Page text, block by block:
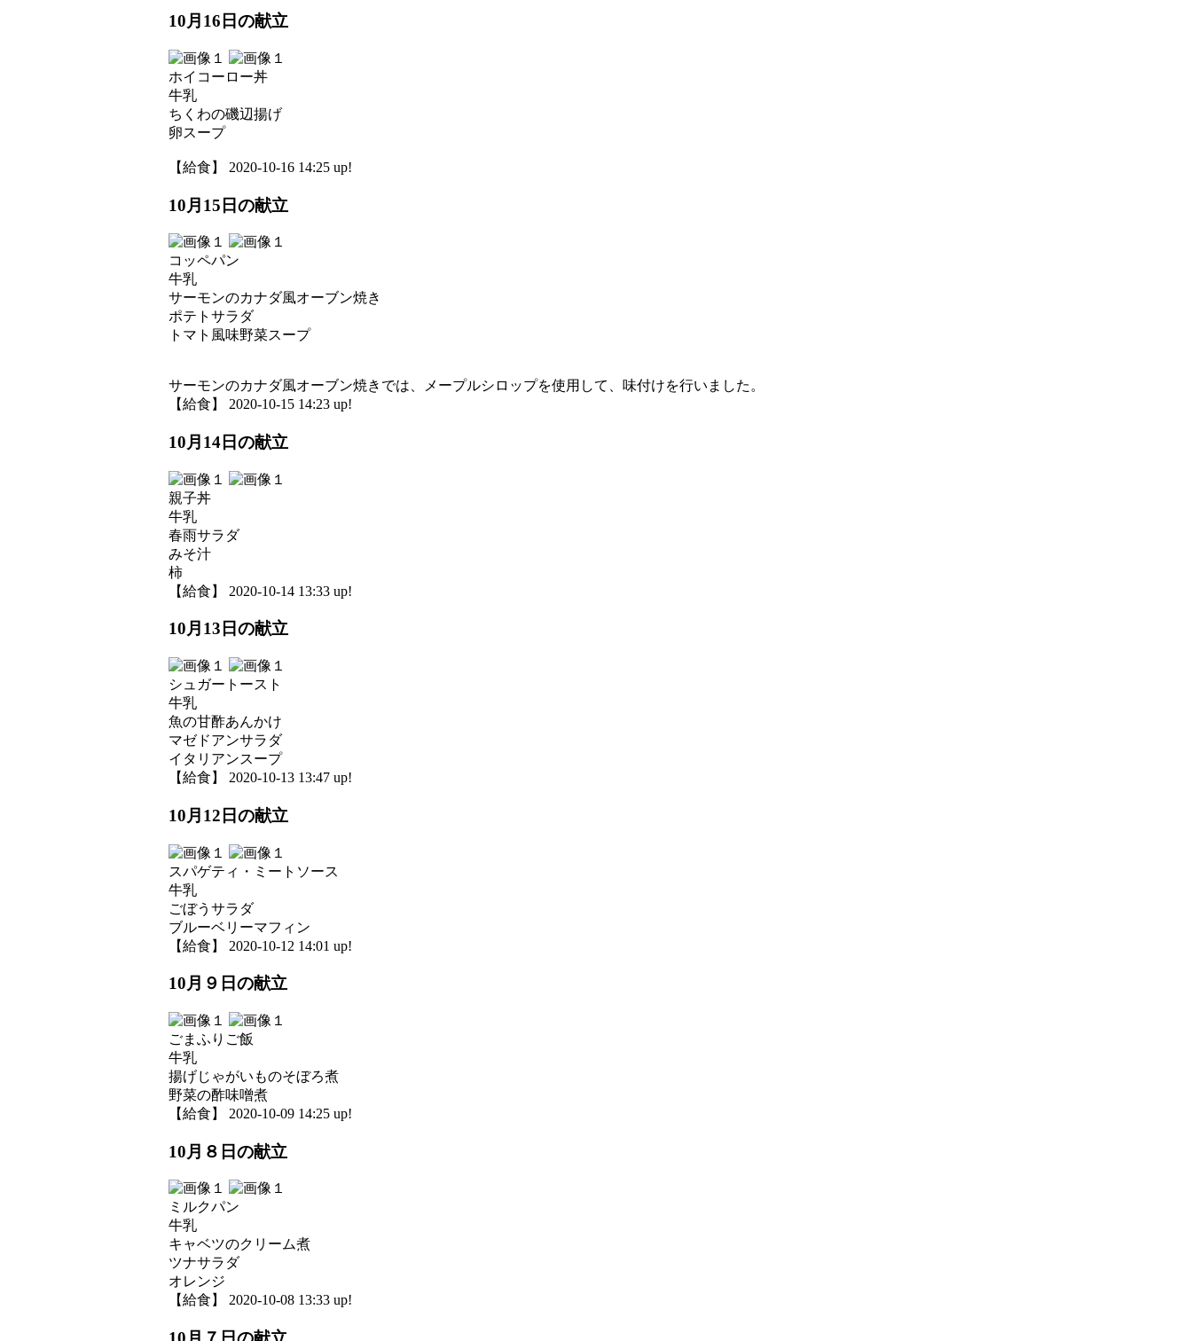
10月16日の献立
ホイコーロー丼
牛乳
ちくわの磯辺揚げ
卵スープ
【給食】 2020-10-16 14:25 up!
10月15日の献立
コッペパン
牛乳
サーモンのカナダ風オーブン焼き
ポテトサラダ
トマト風味野菜スープ
サーモンのカナダ風オーブン焼きでは、メープルシロップを使用して、味付けを行いました。
【給食】 2020-10-15 14:23 up!
10月14日の献立
親子丼
牛乳
春雨サラダ
みそ汁
柿
【給食】 2020-10-14 13:33 up!
10月13日の献立
シュガートースト
牛乳
魚の甘酢あんかけ
マゼドアンサラダ
イタリアンスープ
【給食】 2020-10-13 13:47 up!
10月12日の献立
スパゲティ・ミートソース
牛乳
ごぼうサラダ
ブルーベリーマフィン
【給食】 2020-10-12 14:01 up!
10月９日の献立
ごまふりご飯
牛乳
揚げじゃがいものそぼろ煮
野菜の酢味噌煮
【給食】 2020-10-09 14:25 up!
10月８日の献立
ミルクパン
牛乳
キャベツのクリーム煮
ツナサラダ
オレンジ
【給食】 2020-10-08 13:33 up!